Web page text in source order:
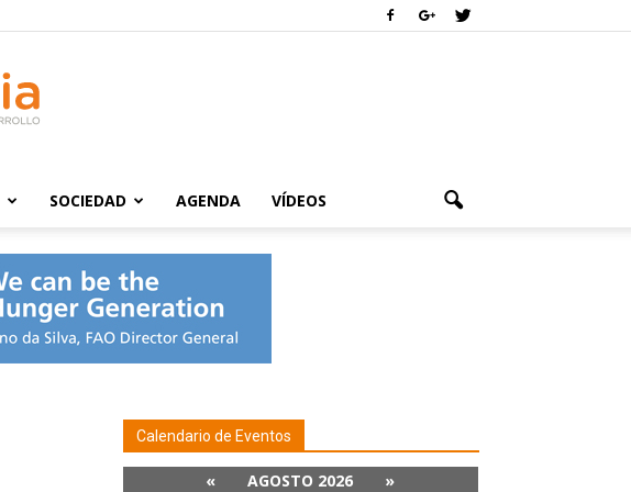
SOCIEDAD AGENDA VÍDEOS
Calendario de Eventos
« AGOSTO 2026 »